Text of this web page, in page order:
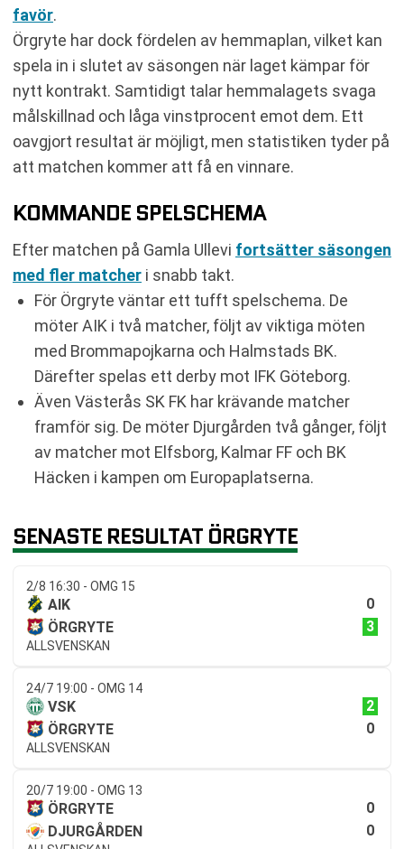
favör.
Örgryte har dock fördelen av hemmaplan, vilket kan
spela in i slutet av säsongen när laget kämpar för
nytt kontrakt. Samtidigt talar hemmalagets svaga
målskillnad och låga vinstprocent emot dem. Ett
oavgjort resultat är möjligt, men statistiken tyder på
att matchen kommer att få en vinnare.
KOMMANDE SPELSCHEMA
Efter matchen på Gamla Ullevi fortsätter säsongen
med fler matcher i snabb takt.
För Örgryte väntar ett tufft spelschema. De
möter AIK i två matcher, följt av viktiga möten
med Brommapojkarna och Halmstads BK.
Därefter spelas ett derby mot IFK Göteborg.
Även Västerås SK FK har krävande matcher
framför sig. De möter Djurgården två gånger, följt
av matcher mot Elfsborg, Kalmar FF och BK
Häcken i kampen om Europaplatserna.
SENASTE RESULTAT ÖRGRYTE
2/8 16:30 - OMG 15
AIK
0
ÖRGRYTE
3
ALLSVENSKAN
24/7 19:00 - OMG 14
VSK
2
ÖRGRYTE
0
ALLSVENSKAN
20/7 19:00 - OMG 13
ÖRGRYTE
0
DJURGÅRDEN
0